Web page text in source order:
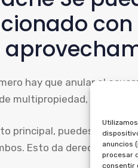
anuncios
procesar
consentir
hay que anular el
multipropiedad, de modo
principal, puedes pedir
Esto da derecho a